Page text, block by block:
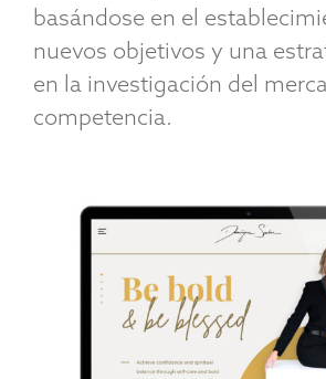
basándose en el
nuevos objetivos y una
en la investigación del
competencia.